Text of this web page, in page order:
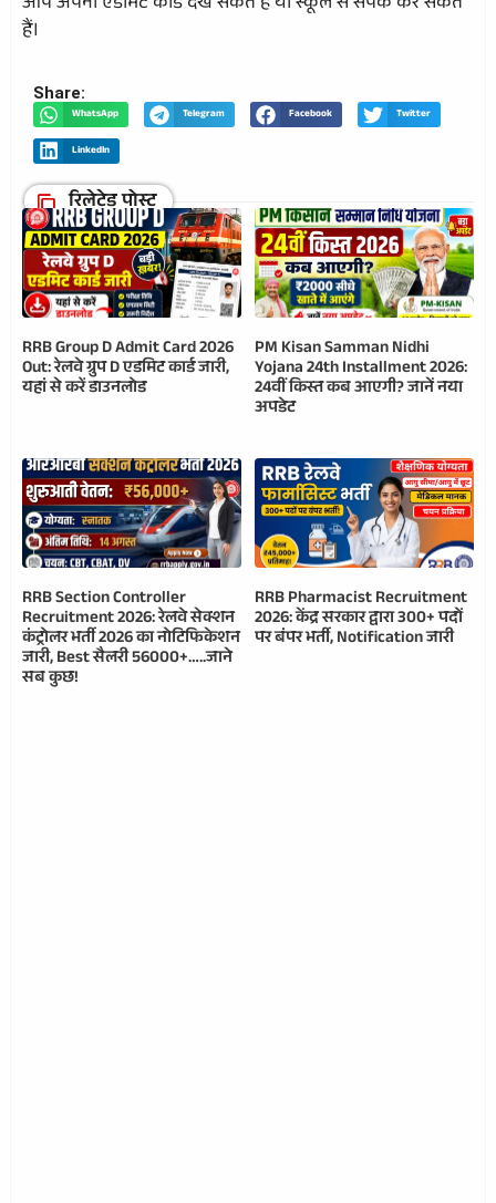
हैं।
Share:
WhatsApp Telegram Facebook Twitter
LinkedIn
रिलेटेड पोस्ट
RRB Group D Admit Card 2026
Out: रेलवे ग्रुप D एडमिट कार्ड जारी,
यहां से करें डाउनलोड
PM Kisan Samman Nidhi
Yojana 24th Installment 2026:
24वीं किस्त कब आएगी? जानें नया
अपडेट
RRB Section Controller
Recruitment 2026: रेलवे सेक्शन
कंट्रोलर भर्ती 2026 का नोटिफिकेशन
जारी, Best सैलरी 56000+…..जाने
सब कुछ!
RRB Pharmacist Recruitment
2026: केंद्र सरकार द्वारा 300+ पदों
पर बंपर भर्ती, Notification जारी